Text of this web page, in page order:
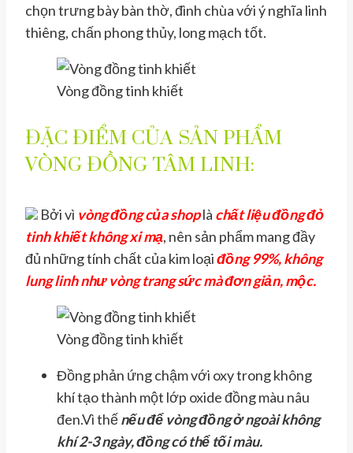
chọn trưng bày bàn thờ, đình chùa với ý nghĩa linh
thiêng, chấn phong thủy, long mạch tốt.
Vòng đồng tinh khiết
ĐẶC ĐIỂM CỦA SẢN PHẨM
VÒNG ĐỒNG TÂM LINH:
Bởi vì vòng đồngcủa shoplà chất liệu đồng đỏ
tinh khiết không xi mạ, nên sản phẩm mang đầy
đủ những tính chất của kim loạiđồng 99%, không
lung linh như vòng trang sức mà đơn giản, mộc.
Vòng đồng tinh khiết
Đồng phản ứng chậm với oxy trong không
khí tạo thành một lớp oxide đồng màu nâu
đen.Vì thếnếu để vòng đồng ở ngoài không
khí 2-3 ngày, đồng có thể tối màu.